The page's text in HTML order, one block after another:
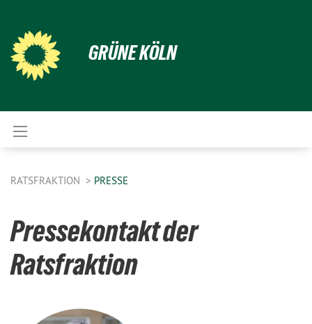
GRÜNE KÖLN
RATSFRAKTION PRESSE
Pressekontakt der
Ratsfraktion